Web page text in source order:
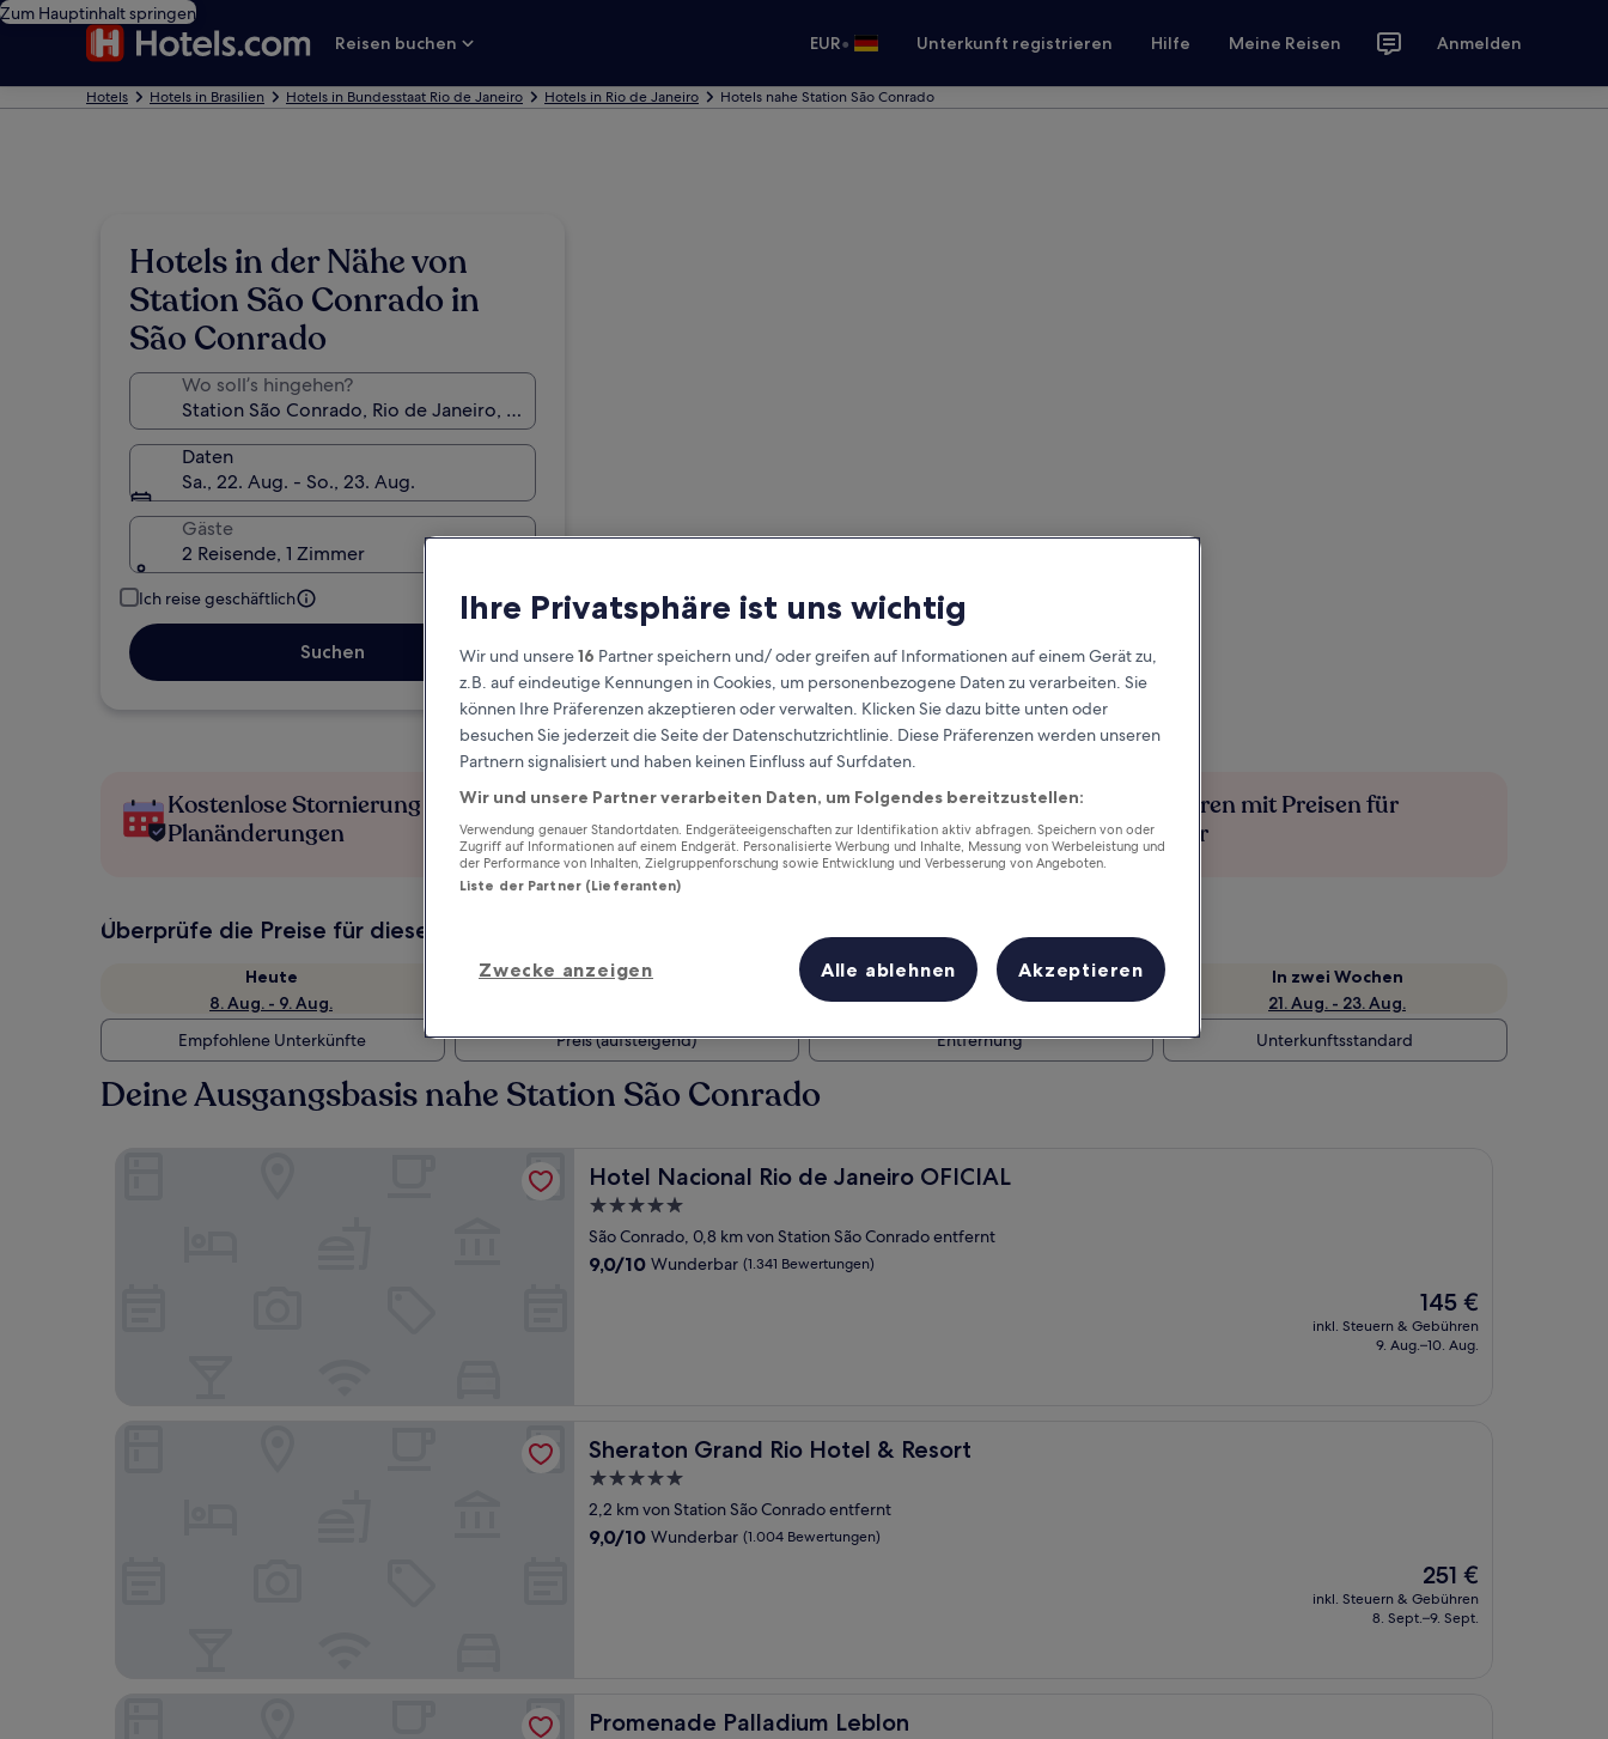
Zum Hauptinhalt springen
Reisen buchen
EUR• Unterkunft registrieren Hilfe Meine Reisen Anmelden
Hotels Hotels in Brasilien Hotels in Bundesstaat Rio de Janeiro Hotels in Rio de Janeiro Hotels nahe Station São Conrado
Hotels in der Nähe von
Station São Conrado in
São Conrado
Wo soll’s hingehen?
Daten
Sa., 22. Aug. - So., 23. Aug.
Gäste
2 Reisende, 1 Zimmer
Ich reise geschäftlich
Suchen
Kostenlose Stornierung bei
Planänderungen
Verdiene Prämien für jede
wahrgenommene Übernachtung
Mehr sparen mit Preisen für
Mitglieder
Überprüfe die Preise für diese Daten
Heute
8. Aug. - 9. Aug.
Morgen
Nächstes Wochenende
14. Aug. - 16. Aug.
In zwei Wochen
21. Aug. - 23. Aug.
Empfohlene Unterkünfte
Preis (aufsteigend) Entfernung Unterkunftsstandard
Deine Ausgangsbasis nahe Station São Conrado
Hotel Nacional Rio de Janeiro OFICIAL
Hotel Nacional Rio de Janeiro OFICIAL
5.0-
Sterne-
Unterkunft
São Conrado, 0,8 km von Station São Conrado entfernt
9.0
9,0/10 Wunderbar (1.341 Bewertungen)
Der
Preis
beträgt
145 €
inkl. Steuern & Gebühren
9. Aug.–10. Aug.
Sheraton Grand Rio Hotel & Resort
Sheraton Grand Rio Hotel & Resort
5.0-
Sterne-
Unterkunft
2,2 km von Station São Conrado entfernt
9.0
9,0/10 Wunderbar (1.004 Bewertungen)
Der
Preis
beträgt
251 €
inkl. Steuern & Gebühren
8. Sept.–9. Sept.
Promenade Palladium Leblon
Promenade Palladium Leblon
Ihre Privatsphäre ist uns wichtig
Wir und unsere16 Partner speichern und/ oder greifen auf Informationen auf einem Gerät zu,
z.B. auf eindeutige Kennungen in Cookies, um personenbezogene Daten zu verarbeiten. Sie
können Ihre Präferenzen akzeptieren oder verwalten. Klicken Sie dazu bitte unten oder
besuchen Sie jederzeit die Seite der Datenschutzrichtlinie. Diese Präferenzen werden unseren
Partnern signalisiert und haben keinen Einfluss auf Surfdaten.
Wir und unsere Partner verarbeiten Daten, um Folgendes bereitzustellen:
Verwendung genauer Standortdaten. Endgeräteeigenschaften zur Identifikation aktiv abfragen. Speichern von oder
Zugriff auf Informationen auf einem Endgerät. Personalisierte Werbung und Inhalte, Messung von Werbeleistung und
der Performance von Inhalten, Zielgruppenforschung sowie Entwicklung und Verbesserung von Angeboten.
Liste der Partner (Lieferanten)
Zwecke anzeigen Alle ablehnen Akzeptieren